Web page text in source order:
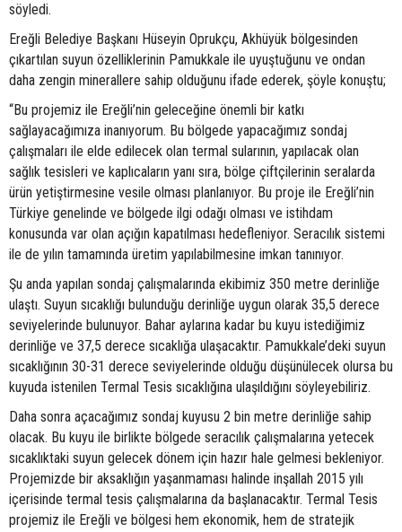
söyledi.
Ereğli Belediye Başkanı Hüseyin Oprukçu, Akhüyük bölgesinden
çıkartılan suyun özelliklerinin Pamukkale ile uyuştuğunu ve ondan
daha zengin minerallere sahip olduğunu ifade ederek, şöyle konuştu;
“Bu projemiz ile Ereğli’nin geleceğine önemli bir katkı
sağlayacağımıza inanıyorum. Bu bölgede yapacağımız sondaj
çalışmaları ile elde edilecek olan termal sularının, yapılacak olan
sağlık tesisleri ve kaplıcaların yanı sıra, bölge çiftçilerinin seralarda
ürün yetiştirmesine vesile olması planlanıyor. Bu proje ile Ereğli’nin
Türkiye genelinde ve bölgede ilgi odağı olması ve istihdam
konusunda var olan açığın kapatılması hedefleniyor. Seracılık sistemi
ile de yılın tamamında üretim yapılabilmesine imkan tanınıyor.
Şu anda yapılan sondaj çalışmalarında ekibimiz 350 metre derinliğe
ulaştı. Suyun sıcaklığı bulunduğu derinliğe uygun olarak 35,5 derece
seviyelerinde bulunuyor. Bahar aylarına kadar bu kuyu istediğimiz
derinliğe ve 37,5 derece sıcaklığa ulaşacaktır. Pamukkale’deki suyun
sıcaklığının 30-31 derece seviyelerinde olduğu düşünülecek olursa bu
kuyuda istenilen Termal Tesis sıcaklığına ulaşıldığını söyleyebiliriz.
Daha sonra açacağımız sondaj kuyusu 2 bin metre derinliğe sahip
olacak. Bu kuyu ile birlikte bölgede seracılık çalışmalarına yetecek
sıcaklıktaki suyun gelecek dönem için hazır hale gelmesi bekleniyor.
Projemizde bir aksaklığın yaşanmaması halinde inşallah 2015 yılı
içerisinde termal tesis çalışmalarına da başlanacaktır. Termal Tesis
projemiz ile Ereğli ve bölgesi hem ekonomik, hem de stratejik